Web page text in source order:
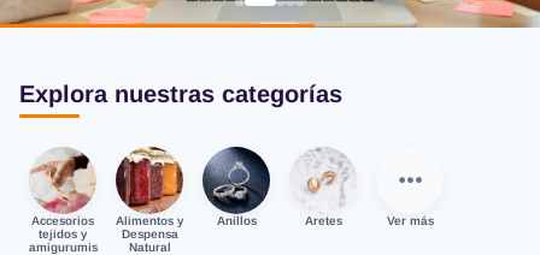
Explora nuestras categorías
Accesorios
tejidos y
amigurumis
Alimentos y
Despensa
Natural
Anillos Aretes Ver más